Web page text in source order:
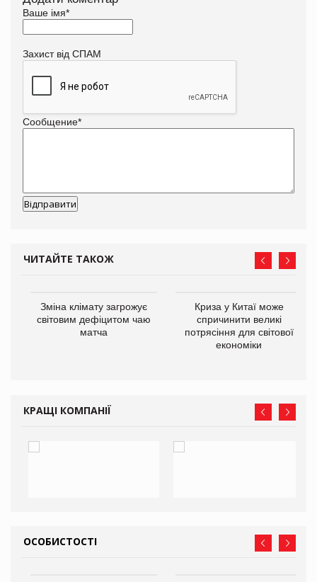
Ваше імя*
Захист від СПАМ
Сообщение*
ЧИТАЙТЕ ТАКОЖ
Зміна клімату загрожує
світовим дефіцитом чаю
матча
Криза у Китаї може
спричинити великі
потрясіння для світової
економіки
КРАЩІ КОМПАНІЇ
ОСОБИСТОСТІ